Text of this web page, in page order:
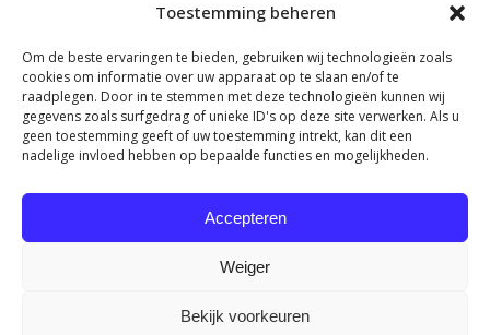
Toestemming beheren
Om de beste ervaringen te bieden, gebruiken wij technologieën zoals
cookies om informatie over uw apparaat op te slaan en/of te
raadplegen. Door in te stemmen met deze technologieën kunnen wij
gegevens zoals surfgedrag of unieke ID's op deze site verwerken. Als u
geen toestemming geeft of uw toestemming intrekt, kan dit een
nadelige invloed hebben op bepaalde functies en mogelijkheden.
Accepteren
Weiger
Bekijk voorkeuren
Nu veel mensen zo veel mogelijk vanuit huis
werken, wordt er veel aandacht besteed aan de
juiste werkhouding. Maar sta jij er wel eens bij
stil dat je gemiddeld ongeveer net zo lang
om eens stil te staan bij je slaaphouding. Want